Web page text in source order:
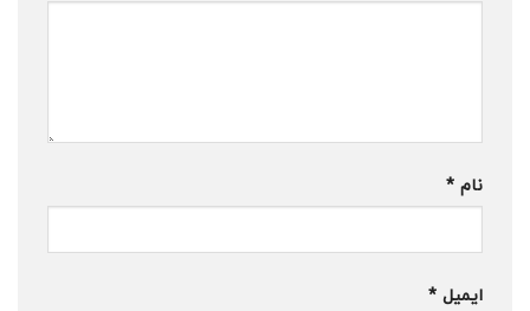
نام *
ایمیل *